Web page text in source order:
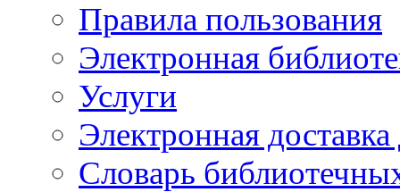
Правила пользования
Электронная
Услуги
Электронная
Словарь